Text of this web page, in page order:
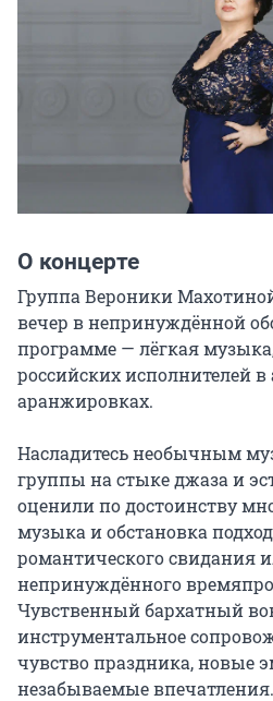
О концерте
Группа Вероники
вечер в непринуждённой
программе — лёгкая
российских исполнителей в
аранжировках.
Насладитесь необычным
группы на стыке джаза и
оценили по достоинству
музыка и обстановка
романтического свидания
непринуждённого
Чувственный бархатный
инструментальное
чувство праздника, новые
незабываемые впечатления.